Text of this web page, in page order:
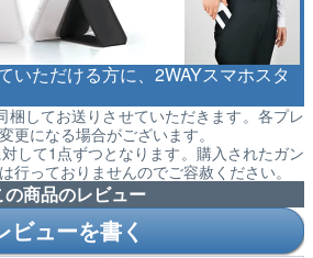
いただける方に、2WAYスマホスタ
梱してお送りさせていただきます。各プレ
更になる場合がございます。
して1点ずつとなります。購入されたガン
行っておりませんのでご容赦ください。
の商品のレビュー
ビューを書く